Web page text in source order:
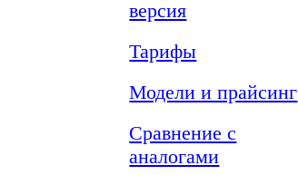
версия
Тарифы
Модели и прайсинг
Сравнение с
аналогами